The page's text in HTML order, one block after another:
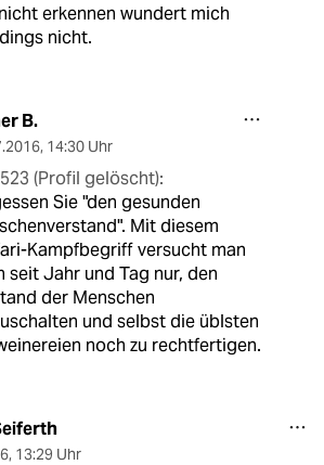
erkennen wundert mich
nicht.
B.
, 14:30 Uhr
(Profil gelöscht):
Sie "den gesunden
Mit diesem
Kampfbegriff versucht man
seit Jahr und Tag nur, den
der Menschen
und selbst die üblsten
noch zu rechtfertigen.
, 13:29 Uhr